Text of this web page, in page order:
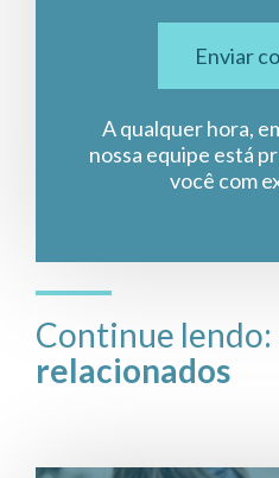
Enviar
A qualquer hora,
nossa equipe está
você com
Continue lendo:
relacionados